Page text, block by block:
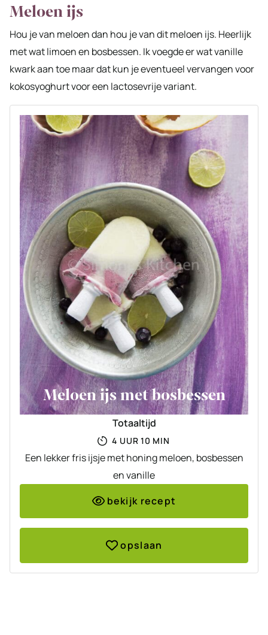
Meloen ijs
Hou je van meloen dan hou je van dit meloen ijs. Heerlijk
met wat limoen en bosbessen. Ik voegde er wat vanille
kwark aan toe maar dat kun je eventueel vervangen voor
kokosyoghurt voor een lactosevrije variant.
Meloen ijs met bosbessen
Totaaltijd
4 UUR
UUR 10 MINUTEN
MIN
Een lekker fris ijsje met honing meloen, bosbessen
en vanille
bekijk recept
opslaan